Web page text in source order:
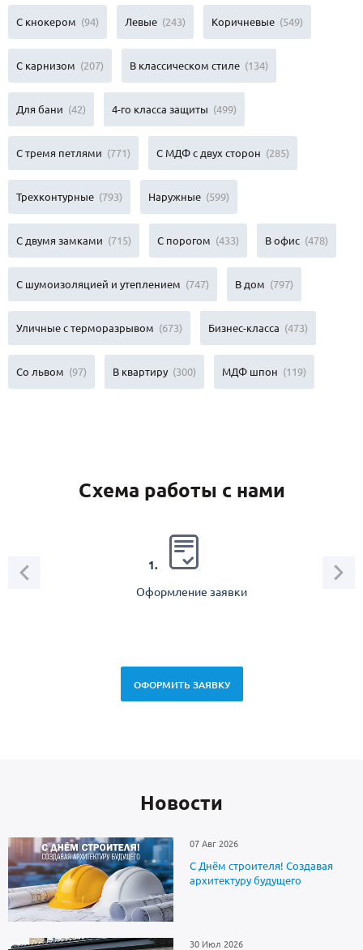
С кнокером (94) Левые (243) Коричневые (549)
С карнизом (207) В классическом стиле (134)
Для бани (42) 4-го класса защиты (499)
С тремя петлями (771) С МДФ с двух сторон (285)
Трехконтурные (793) Наружные (599)
С двумя замками (715) С порогом (433) В офис (478)
С шумоизоляцией и утеплением (747) В дом (797)
Уличные с терморазрывом (673) Бизнес-класса (473)
Со львом (97) В квартиру (300) МДФ шпон (119)
Схема работы с нами
1.
Оформление заявки
ОФОРМИТЬ ЗАЯВКУ
Новоcти
07 Авг 2026
С Днём строителя! Создавая
архитектуру будущего
30 Июл 2026